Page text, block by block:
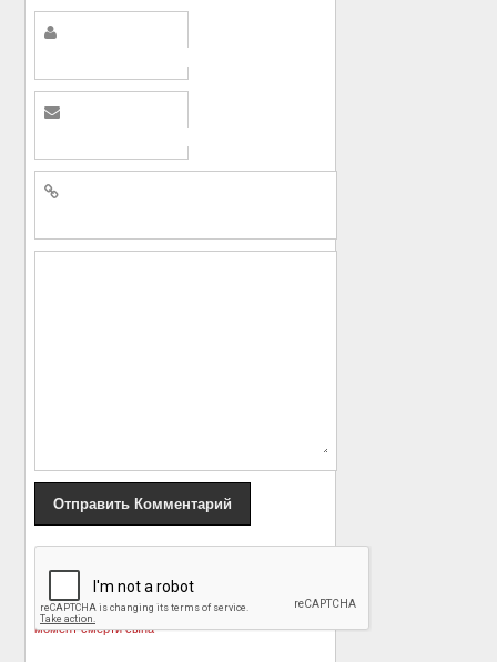
Ирина Безрукова
сообщила о
переживаниях в
момент смерти сына
обвинили в